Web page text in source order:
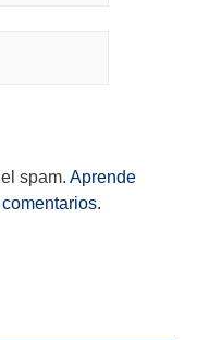
spam. Aprende